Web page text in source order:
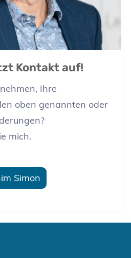
Kontakt auf!
Ihre
oben genannten oder
mich.
Simon